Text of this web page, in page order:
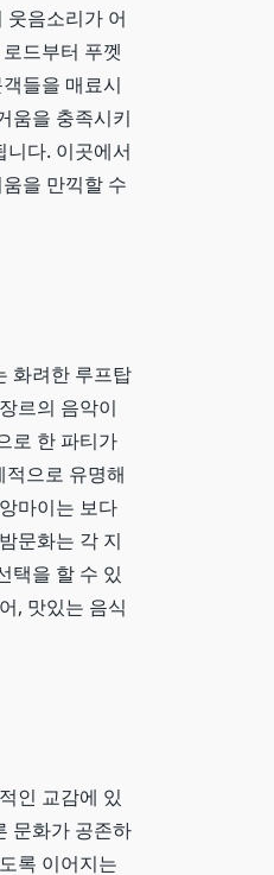
음소리가 어
드부터 푸껫
들을 매료시
움을 충족시키
다. 이곳에서
을 만끽할 수
화려한 루프탑
르의 음악이
로 한 파티가
으로 유명해
마이는 보다
문화는 각 지
택을 할 수 있
, 맛있는 음식
인 교감에 있
문화가 공존하
록 이어지는